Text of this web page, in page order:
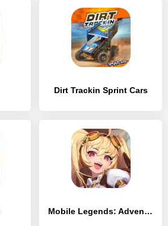
Dirt Trackin Sprint Cars
Mobile Legends: Adventure